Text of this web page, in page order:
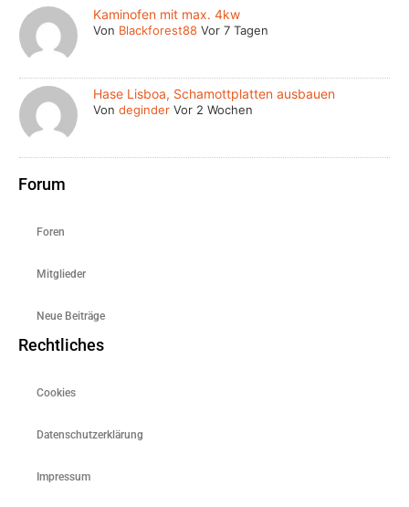
Kaminofen mit max. 4kw
Von Blackforest88 Vor 7 Tagen
Hase Lisboa, Schamottplatten ausbauen
Vondeginder Vor 2 Wochen
Forum
Foren
Mitglieder
Neue Beiträge
Rechtliches
Cookies
Datenschutzerklärung
Impressum